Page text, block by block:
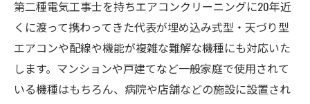
第二種電気工事士を持ちエアコンクリーニングに20年近
くに渡って携わってきた代表が埋め込み式型・天づり型
エアコンや配線や機能が複雑な難解な機種にも対応いた
します。マンションや戸建てなど一般家庭で使用されて
いる機種はもちろん、病院や店舗などの施設に設置され